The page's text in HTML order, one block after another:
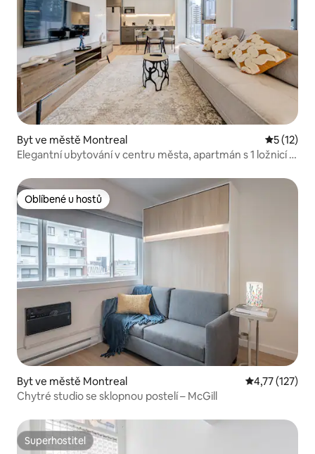
Byt ve městě Montreal
5 (12)
Elegantní ubytování v centru města, apartmán s 1 ložnicí |
Oblíbené u hostů
Oblíbené u hostů
Byt ve městě Montreal Průměrné
4,77 (127)
Chytré studio se sklopnou postelí – McGill
Superhostitel
Superhostitel